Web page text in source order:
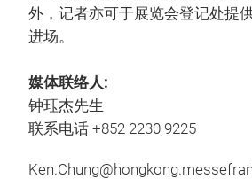
外，记者亦可于展览会登记处提
进场。
媒体联络人:
钟珏杰先生
联系电话 +852 2230 9225